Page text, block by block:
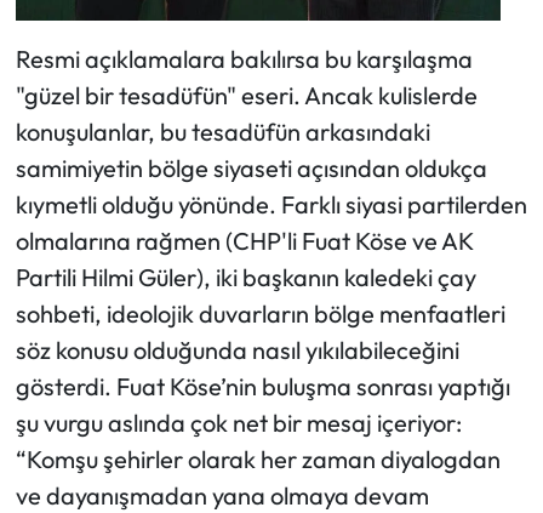
Resmi açıklamalara bakılırsa bu karşılaşma
"güzel bir tesadüfün" eseri. Ancak kulislerde
konuşulanlar, bu tesadüfün arkasındaki
samimiyetin bölge siyaseti açısından oldukça
kıymetli olduğu yönünde. Farklı siyasi partilerden
olmalarına rağmen (CHP'li Fuat Köse ve AK
Partili Hilmi Güler), iki başkanın kaledeki çay
sohbeti, ideolojik duvarların bölge menfaatleri
söz konusu olduğunda nasıl yıkılabileceğini
gösterdi. Fuat Köse’nin buluşma sonrası yaptığı
şu vurgu aslında çok net bir mesaj içeriyor:
“Komşu şehirler olarak her zaman diyalogdan
ve dayanışmadan yana olmaya devam